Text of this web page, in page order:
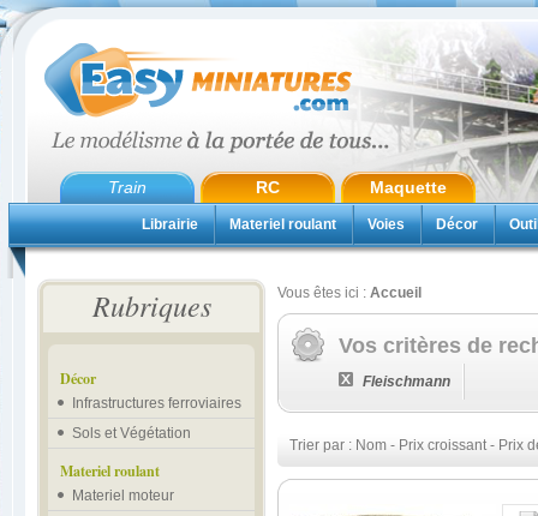
Train RC Maquette
Librairie Materiel roulant Voies Décor
Rubriques
Décor
Infrastructures ferroviaires
Sols et Végétation
Materiel roulant
Materiel moteur
Vous êtes ici : Accueil
Vos critères de
Fleischmann
Trier par : Nom - Prix croissant- Prix